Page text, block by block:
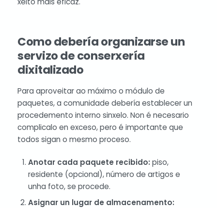
Como debería organizarse un
servizo de conserxería
dixitalizado
Para aproveitar ao máximo o módulo de
paquetes, a comunidade debería establecer un
procedemento interno sinxelo. Non é necesario
complicalo en exceso, pero é importante que
todos sigan o mesmo proceso.
Anotar cada paquete recibido:piso,
residente (opcional), número de artigos e
unha foto, se procede.
Asignar un lugar de almacenamento: